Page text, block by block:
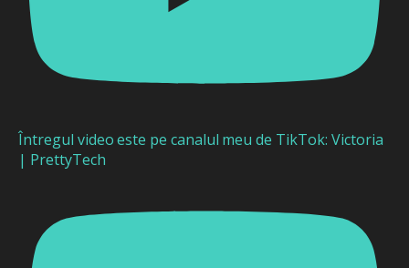
Întregul video este pe canalul meu de TikTok: Victoria
| PrettyTech